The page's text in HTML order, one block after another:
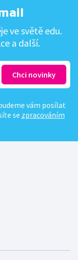
ve světě edu.
a další.
vám posílat
se zpracováním